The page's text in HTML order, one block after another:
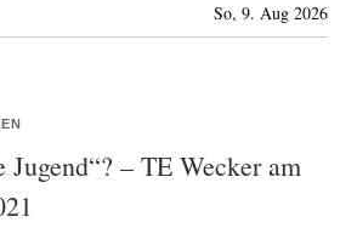
So, 9. Aug 2026
– TE Wecker am